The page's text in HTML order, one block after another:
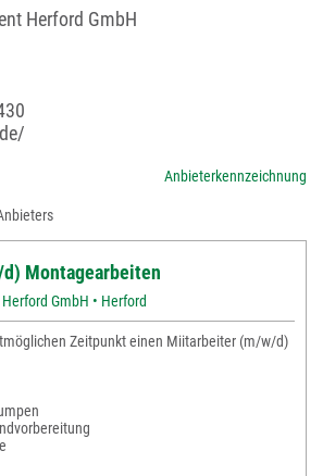
Herford GmbH
Anbieterkennzeichnung
Montagearbeiten
GmbH • Herford
Zeitpunkt einen Miitarbeiter (m/w/d)